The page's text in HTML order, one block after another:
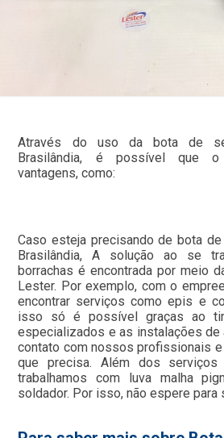
Através do uso da bota de
Brasilândia, é possível que o
vantagens, como:
Caso esteja precisando de bota
Brasilândia, A solução ao se
borrachas é encontrada por meio
Lester. Por exemplo, com o
encontrar serviços como epis e
isso só é possível graças ao
especializados e as instalações de
contato com nossos profissionais
que precisa. Além dos serviços
trabalhamos com luva malha
soldador. Por isso, não espere para